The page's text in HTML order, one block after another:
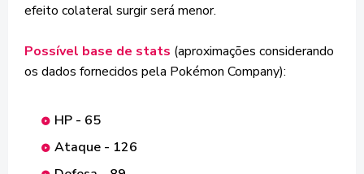
efeito colateral surgir será menor.
Possível base de stats (aproximações considerando
os dados fornecidos pela Pokémon Company):
HP - 65
Ataque - 126